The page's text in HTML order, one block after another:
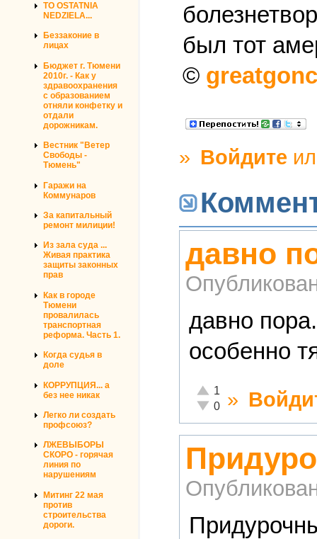
TO OSTATNIA
NEDZIELA...
Беззаконие в
лицах
Бюджет г. Тюмени
2010г. - Как у
здравоохранения
с образованием
отняли конфетку и
отдали
дорожникам.
Вестник "Ветер
Свободы -
Тюмень"
Гаражи на
Коммунаров
За капитальный
ремонт милиции!
Из зала суда ...
Живая практика
защиты законных
прав
Как в городе
Тюмени
провалилась
транспортная
реформа. Часть 1.
Когда судья в
доле
КОРРУПЦИЯ... а
без нее никак
Легко ли создать
профсоюз?
ЛЖЕВЫБОРЫ
СКОРО - горячая
линия по
нарушениям
Митинг 22 мая
против
строительства
дороги.
был тот
©
» Войдите
давно
давно
особенно
Отлично!
1
Неадекватно!
0 »